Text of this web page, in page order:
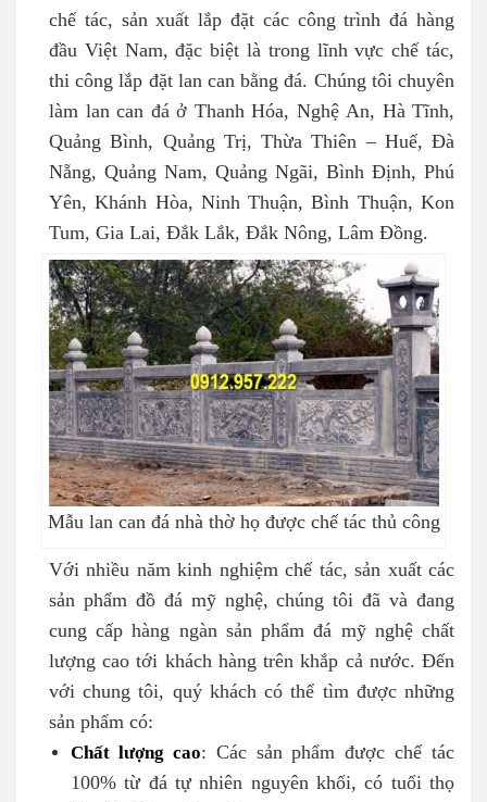
chế tác, sản xuất lắp đặt các công trình đá hàng
đầu Việt Nam, đặc biệt là trong lĩnh vực chế tác,
thi công lắp đặt lan can bằng đá. Chúng tôi chuyên
làm lan can đá ở Thanh Hóa, Nghệ An, Hà Tĩnh,
Quảng Bình, Quảng Trị, Thừa Thiên – Huế, Đà
Nẵng, Quảng Nam, Quảng Ngãi, Bình Định, Phú
Yên, Khánh Hòa, Ninh Thuận, Bình Thuận, Kon
Tum, Gia Lai, Đắk Lắk, Đắk Nông, Lâm Đồng.
Mẫu lan can đá nhà thờ họ được chế tác thủ công
Với nhiều năm kinh nghiệm chế tác, sản xuất các
sản phẩm đồ đá mỹ nghệ, chúng tôi đã và đang
cung cấp hàng ngàn sản phẩm đá mỹ nghệ chất
lượng cao tới khách hàng trên khắp cả nước. Đến
với chung tôi, quý khách có thể tìm được những
sản phẩm có:
Chất lượng cao: Các sản phẩm được chế tác
100% từ đá tự nhiên nguyên khối, có tuổi thọ